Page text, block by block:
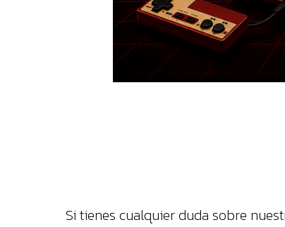
Si tienes cualquier duda sobre